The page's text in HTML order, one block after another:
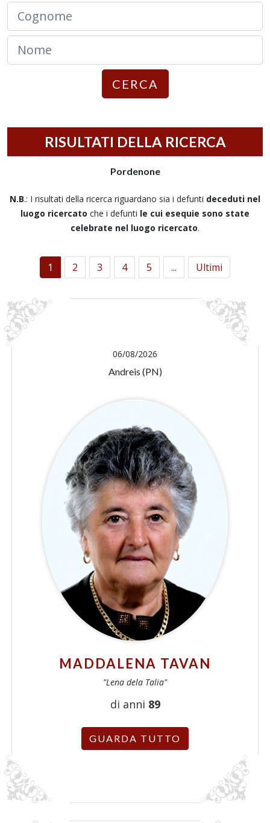
CERCA
RISULTATI DELLA RICERCA
Pordenone
N.B.: I risultati della ricerca riguardano sia i defunti deceduti nel
luogo ricercato che i defunti le cui esequie sono state
celebrate nel luogo ricercato.
1 2 3 4 5 ... Ultimi
06/08/2026
Andreis (PN)
MADDALENA TAVAN
"Lena dela Talia"
di anni 89
GUARDA TUTTO